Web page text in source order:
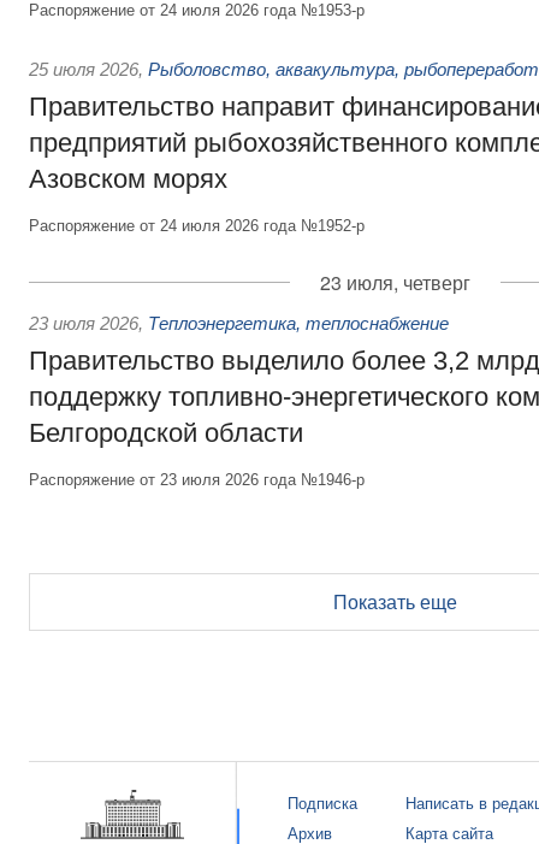
Распоряжение от 24 июля 2026 года №1953-р
25 июля 2026, Рыболовство, аквакультура,
Правительство направит
предприятий рыбохозяйственного
Азовском морях
Распоряжение от 24 июля 2026 года №1952-р
23 июля, четверг
23 июля 2026, Теплоэнергетика, теплоснабжение
Правительство выделило более 3,2
поддержку топливно-энергетического
Белгородской области
Распоряжение от 23 июля 2026 года №1946-р
Показать еще
Подписка
Архив
Написать в
Карта сайта